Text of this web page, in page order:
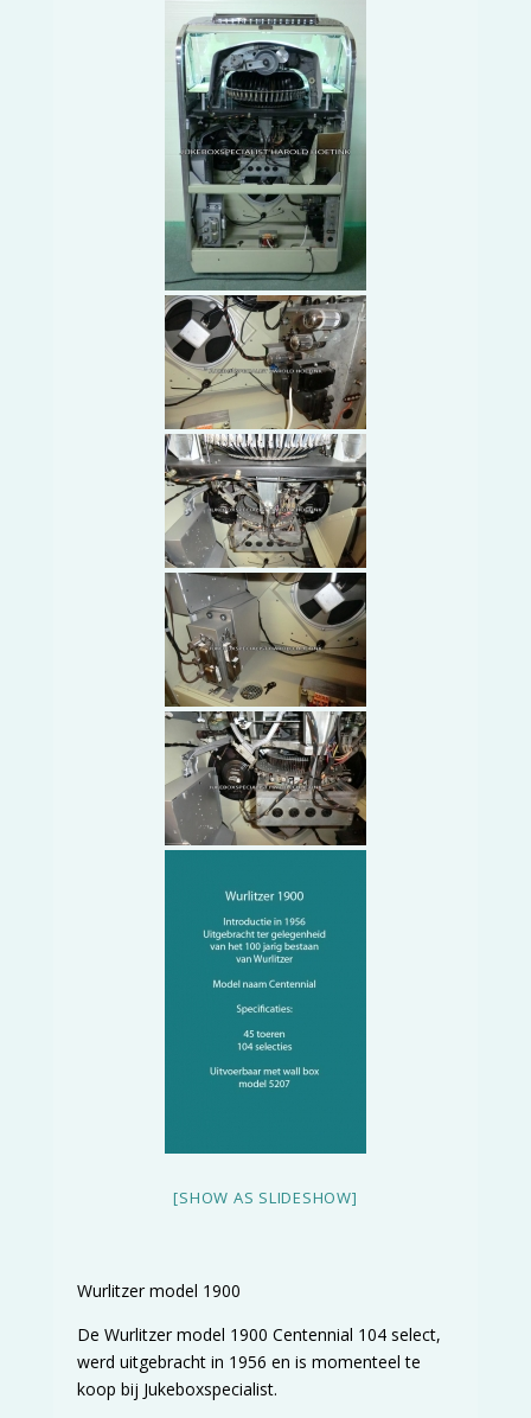
[SHOW AS SLIDESHOW]
Wurlitzer model 1900
De Wurlitzer model 1900 Centennial 104 select,
werd uitgebracht in 1956 en is momenteel te
koop bij Jukeboxspecialist.